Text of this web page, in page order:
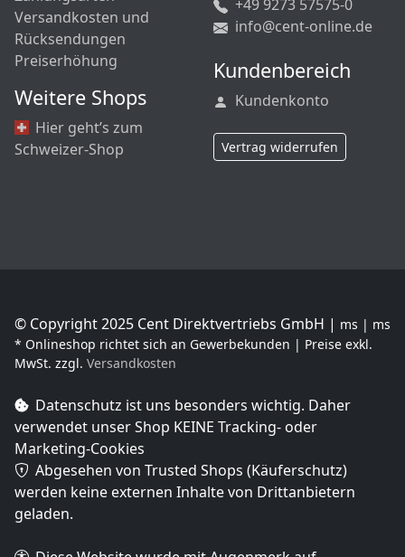
Versandkosten und
Rücksendungen
Preiserhöhung
Weitere Shops
Hier geht’s zum
Schweizer-Shop
+49 9273 57575-0
info@cent-online.de
Kundenbereich
Kundenkonto
Vertrag widerrufen
© Copyright 2025 Cent Direktvertriebs GmbH | ms | ms
* Onlineshop richtet sich an Gewerbekunden | Preise exkl.
MwSt. zzgl. Versandkosten
Datenschutz ist uns besonders wichtig. Daher
verwendet unser Shop KEINE Tracking- oder
Marketing-Cookies
Abgesehen von Trusted Shops (Käuferschutz)
werden keine externen Inhalte von Drittanbietern
geladen.